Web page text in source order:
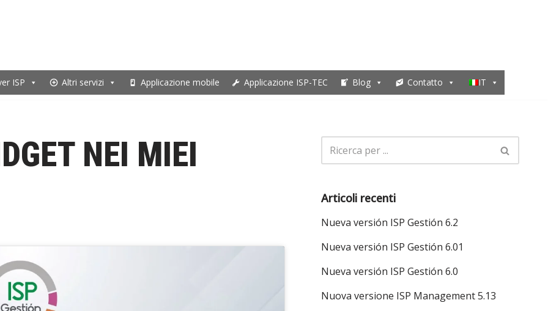
ISP Altri servizi Applicazione mobile Applicazione ISP-TEC Blog Contatto IT
NEI MIEI
Articoli recenti
Nueva versión ISP Gestión 6.2
Nueva versión ISP Gestión 6.01
Nueva versión ISP Gestión 6.0
Nuova versione ISP Management 5.13